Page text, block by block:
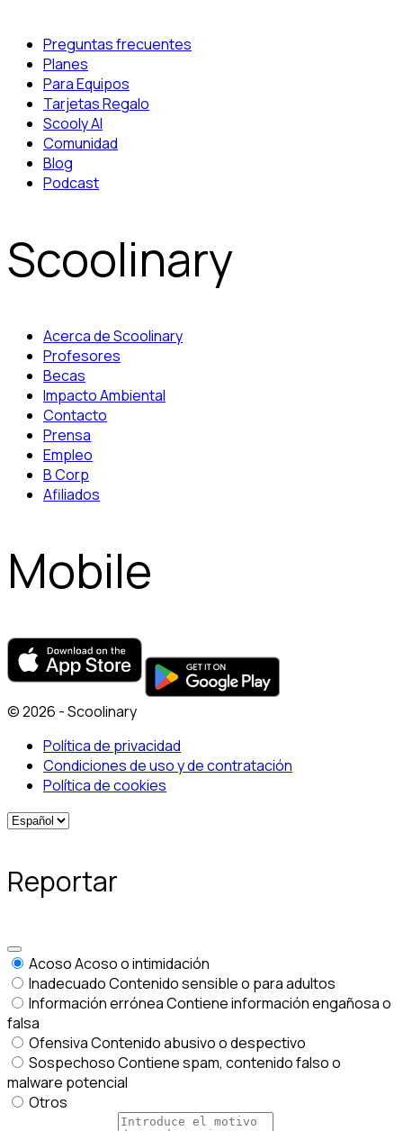
Preguntas frecuentes
Planes
Para Equipos
Tarjetas Regalo
Scooly AI
Comunidad
Blog
Podcast
Scoolinary
Acerca de Scoolinary
Profesores
Becas
Impacto Ambiental
Contacto
Prensa
Empleo
B Corp
Afiliados
Mobile
© 2026 - Scoolinary
Política de privacidad
Condiciones de uso y de contratación
Política de cookies
Reportar
AcosoAcoso o intimidación
InadecuadoContenido sensible o para adultos
Información erróneaContiene información engañosa o
falsa
OfensivaContenido abusivo o despectivo
SospechosoContiene spam, contenido falso o
malware potencial
Otros